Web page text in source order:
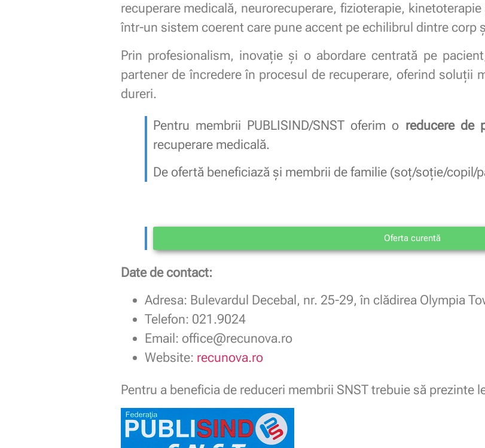
recuperare medicală, neurorecuperare, fizioterapie,
într-un sistem coerent care pune accent pe echilibrul dintre corp
Prin profesionalism, inovație și o abordare centrată pe
partener de încredere în procesul de recuperare, oferind soluții
dureri.
Pentru membrii PUBLISIND/SNST oferim o reducere de
recuperare medicală.
De ofertă beneficiază și membrii de familie (soț/soție/copil/
Oferta curentă
Date de contact:
Adresa: Bulevardul Decebal, nr. 25-29, în clădirea Olympia
Telefon: 021.9024
Email: office@recunova.ro
Website: recunova.ro
Pentru a beneficia de reduceri membrii SNST trebuie să prezinte